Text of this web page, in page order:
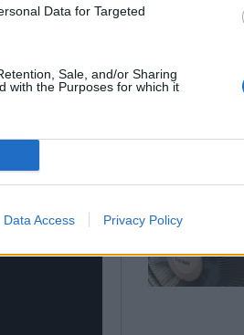
Data for Targeted
Sale, and/or Sharing
with the Purposes for which it
Data Access Privacy Policy
PENDANT LA NUIT
chaud, on serait